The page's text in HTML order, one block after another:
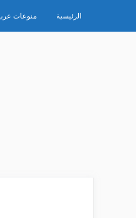
المحتوى
الرئيسية منوعات